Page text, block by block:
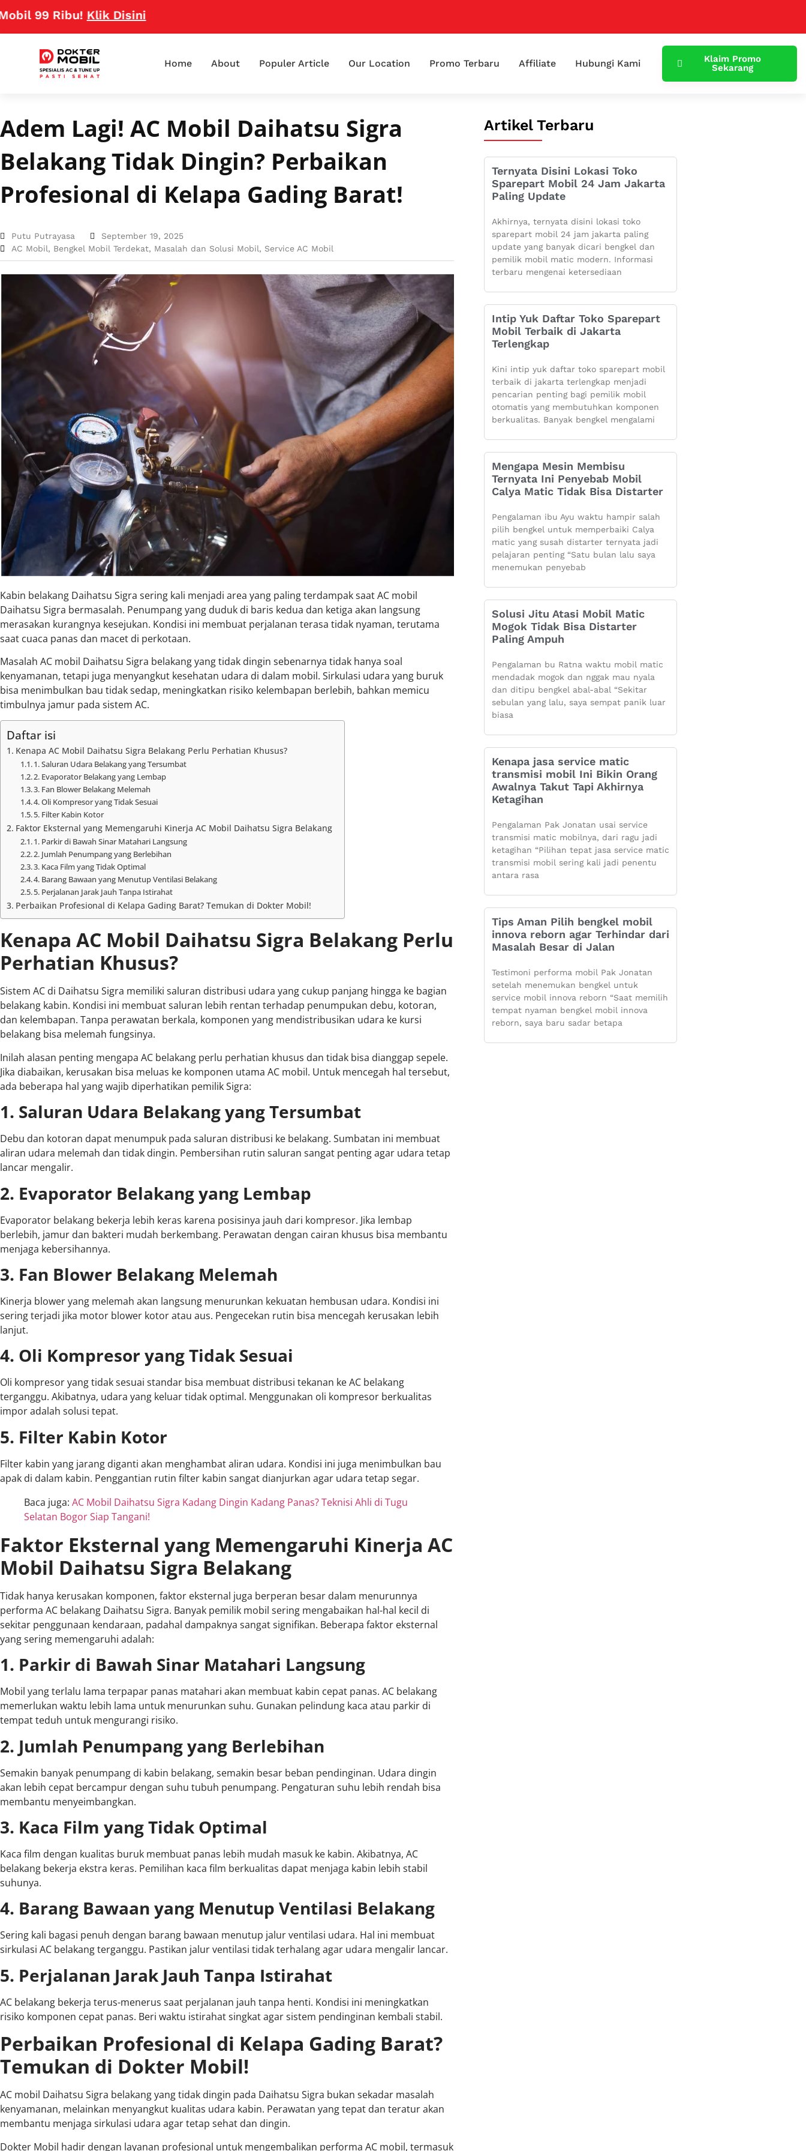
Ribu!Klik Disini
Home About Populer Article Our Location Promo Terbaru Affiliate Hubungi Kami
Klaim Promo
Sekarang
Adem Lagi! AC Mobil Daihatsu Sigra
Belakang Tidak Dingin? Perbaikan
Profesional di Kelapa Gading Barat!
Putu Putrayasa
September 19, 2025
AC Mobil, Bengkel Mobil Terdekat, Masalah dan Solusi Mobil, Service AC Mobil
Kabin belakang Daihatsu Sigra sering kali menjadi area yang paling terdampak saat AC mobil
Daihatsu Sigra bermasalah. Penumpang yang duduk di baris kedua dan ketiga akan langsung
merasakan kurangnya kesejukan. Kondisi ini membuat perjalanan terasa tidak nyaman, terutama
saat cuaca panas dan macet di perkotaan.
Masalah AC mobil Daihatsu Sigra belakang yang tidak dingin sebenarnya tidak hanya soal
kenyamanan, tetapi juga menyangkut kesehatan udara di dalam mobil. Sirkulasi udara yang buruk
bisa menimbulkan bau tidak sedap, meningkatkan risiko kelembapan berlebih, bahkan memicu
timbulnya jamur pada sistem AC.
Daftar isi
Kenapa AC Mobil Daihatsu Sigra Belakang Perlu Perhatian Khusus?
1. Saluran Udara Belakang yang Tersumbat
2. Evaporator Belakang yang Lembap
3. Fan Blower Belakang Melemah
4. Oli Kompresor yang Tidak Sesuai
5. Filter Kabin Kotor
Faktor Eksternal yang Memengaruhi Kinerja AC Mobil Daihatsu Sigra Belakang
1. Parkir di Bawah Sinar Matahari Langsung
2. Jumlah Penumpang yang Berlebihan
3. Kaca Film yang Tidak Optimal
4. Barang Bawaan yang Menutup Ventilasi Belakang
5. Perjalanan Jarak Jauh Tanpa Istirahat
Perbaikan Profesional di Kelapa Gading Barat? Temukan di Dokter Mobil!
Kenapa AC Mobil Daihatsu Sigra Belakang Perlu
Perhatian Khusus?
Sistem AC di Daihatsu Sigra memiliki saluran distribusi udara yang cukup panjang hingga ke bagian
belakang kabin. Kondisi ini membuat saluran lebih rentan terhadap penumpukan debu, kotoran,
dan kelembapan. Tanpa perawatan berkala, komponen yang mendistribusikan udara ke kursi
belakang bisa melemah fungsinya.
Inilah alasan penting mengapa AC belakang perlu perhatian khusus dan tidak bisa dianggap sepele.
Jika diabaikan, kerusakan bisa meluas ke komponen utama AC mobil. Untuk mencegah hal tersebut,
ada beberapa hal yang wajib diperhatikan pemilik Sigra:
1. Saluran Udara Belakang yang Tersumbat
Debu dan kotoran dapat menumpuk pada saluran distribusi ke belakang. Sumbatan ini membuat
aliran udara melemah dan tidak dingin. Pembersihan rutin saluran sangat penting agar udara tetap
lancar mengalir.
2. Evaporator Belakang yang Lembap
Evaporator belakang bekerja lebih keras karena posisinya jauh dari kompresor. Jika lembap
berlebih, jamur dan bakteri mudah berkembang. Perawatan dengan cairan khusus bisa membantu
menjaga kebersihannya.
3. Fan Blower Belakang Melemah
Kinerja blower yang melemah akan langsung menurunkan kekuatan hembusan udara. Kondisi ini
sering terjadi jika motor blower kotor atau aus. Pengecekan rutin bisa mencegah kerusakan lebih
lanjut.
4. Oli Kompresor yang Tidak Sesuai
Oli kompresor yang tidak sesuai standar bisa membuat distribusi tekanan ke AC belakang
terganggu. Akibatnya, udara yang keluar tidak optimal. Menggunakan oli kompresor berkualitas
impor adalah solusi tepat.
5. Filter Kabin Kotor
Filter kabin yang jarang diganti akan menghambat aliran udara. Kondisi ini juga menimbulkan bau
apak di dalam kabin. Penggantian rutin filter kabin sangat dianjurkan agar udara tetap segar.
Baca juga: AC Mobil Daihatsu Sigra Kadang Dingin Kadang Panas? Teknisi Ahli di Tugu
Selatan Bogor Siap Tangani!
Faktor Eksternal yang Memengaruhi Kinerja AC
Mobil Daihatsu Sigra Belakang
Tidak hanya kerusakan komponen, faktor eksternal juga berperan besar dalam menurunnya
performa AC belakang Daihatsu Sigra. Banyak pemilik mobil sering mengabaikan hal-hal kecil di
sekitar penggunaan kendaraan, padahal dampaknya sangat signifikan. Beberapa faktor eksternal
yang sering memengaruhi adalah:
1. Parkir di Bawah Sinar Matahari Langsung
Mobil yang terlalu lama terpapar panas matahari akan membuat kabin cepat panas. AC belakang
memerlukan waktu lebih lama untuk menurunkan suhu. Gunakan pelindung kaca atau parkir di
tempat teduh untuk mengurangi risiko.
2. Jumlah Penumpang yang Berlebihan
Semakin banyak penumpang di kabin belakang, semakin besar beban pendinginan. Udara dingin
akan lebih cepat bercampur dengan suhu tubuh penumpang. Pengaturan suhu lebih rendah bisa
membantu menyeimbangkan.
3. Kaca Film yang Tidak Optimal
Kaca film dengan kualitas buruk membuat panas lebih mudah masuk ke kabin. Akibatnya, AC
belakang bekerja ekstra keras. Pemilihan kaca film berkualitas dapat menjaga kabin lebih stabil
suhunya.
4. Barang Bawaan yang Menutup Ventilasi Belakang
Sering kali bagasi penuh dengan barang bawaan menutup jalur ventilasi udara. Hal ini membuat
sirkulasi AC belakang terganggu. Pastikan jalur ventilasi tidak terhalang agar udara mengalir lancar.
5. Perjalanan Jarak Jauh Tanpa Istirahat
AC belakang bekerja terus-menerus saat perjalanan jauh tanpa henti. Kondisi ini meningkatkan
risiko komponen cepat panas. Beri waktu istirahat singkat agar sistem pendinginan kembali stabil.
Perbaikan Profesional di Kelapa Gading Barat?
Temukan di Dokter Mobil!
AC mobil Daihatsu Sigra belakang yang tidak dingin pada Daihatsu Sigra bukan sekadar masalah
kenyamanan, melainkan menyangkut kualitas udara kabin. Perawatan yang tepat dan teratur akan
membantu menjaga sirkulasi udara agar tetap sehat dan dingin.
Dokter Mobil hadir dengan layanan profesional untuk mengembalikan performa AC mobil, termasuk
Artikel Terbaru
Ternyata Disini Lokasi Toko
Sparepart Mobil 24 Jam Jakarta
Paling Update
Akhirnya, ternyata disini lokasi toko
sparepart mobil 24 jam jakarta paling
update yang banyak dicari bengkel dan
pemilik mobil matic modern. Informasi
terbaru mengenai ketersediaan
Intip Yuk Daftar Toko Sparepart
Mobil Terbaik di Jakarta
Terlengkap
Kini intip yuk daftar toko sparepart mobil
terbaik di jakarta terlengkap menjadi
pencarian penting bagi pemilik mobil
otomatis yang membutuhkan komponen
berkualitas. Banyak bengkel mengalami
Mengapa Mesin Membisu
Ternyata Ini Penyebab Mobil
Calya Matic Tidak Bisa Distarter
Pengalaman ibu Ayu waktu hampir salah
pilih bengkel untuk memperbaiki Calya
matic yang susah distarter ternyata jadi
pelajaran penting “Satu bulan lalu saya
menemukan penyebab
Solusi Jitu Atasi Mobil Matic
Mogok Tidak Bisa Distarter
Paling Ampuh
Pengalaman bu Ratna waktu mobil matic
mendadak mogok dan nggak mau nyala
dan ditipu bengkel abal-abal “Sekitar
sebulan yang lalu, saya sempat panik luar
biasa
Kenapa jasa service matic
transmisi mobil Ini Bikin Orang
Awalnya Takut Tapi Akhirnya
Ketagihan
Pengalaman Pak Jonatan usai service
transmisi matic mobilnya, dari ragu jadi
ketagihan “Pilihan tepat jasa service matic
transmisi mobil sering kali jadi penentu
antara rasa
Tips Aman Pilih bengkel mobil
innova reborn agar Terhindar dari
Masalah Besar di Jalan
Testimoni performa mobil Pak Jonatan
setelah menemukan bengkel untuk
service mobil innova reborn “Saat memilih
tempat nyaman bengkel mobil innova
reborn, saya baru sadar betapa